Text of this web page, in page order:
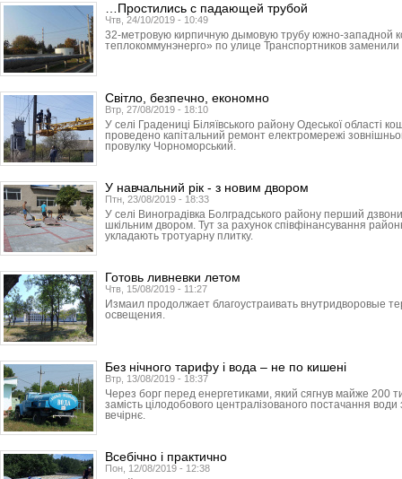
…Простились с падающей трубой
Чтв, 24/10/2019 - 10:49
32-метровую кирпичную дымовую трубу южно-западной
теплокоммунэнерго» по улице Транс­порт­ников
Світло, безпечно, економно
Втр, 27/08/2019 - 18:10
У селі Градениці Біляївського району Одеської області
проведено капітальний ремонт електромережі
провулку Чорноморський.
У навчальний рік - з новим двором
Птн, 23/08/2019 - 18:33
У селі Виноградівка Болградського району перший
шкільним двором. Тут за рахунок співфінансування
укладають тротуарну плитку.
Готовь ливневки летом
Чтв, 15/08/2019 - 11:27
Измаил продолжает благоустраивать внутридворовые
освещения.
Без нічного тарифу і вода – не по кишені
Втр, 13/08/2019 - 18:37
Через борг перед енергетиками, який сягнув майже 200
замість цілодобового централізованого постачання
вечірнє.
Всебічно і практично
Пон, 12/08/2019 - 12:38